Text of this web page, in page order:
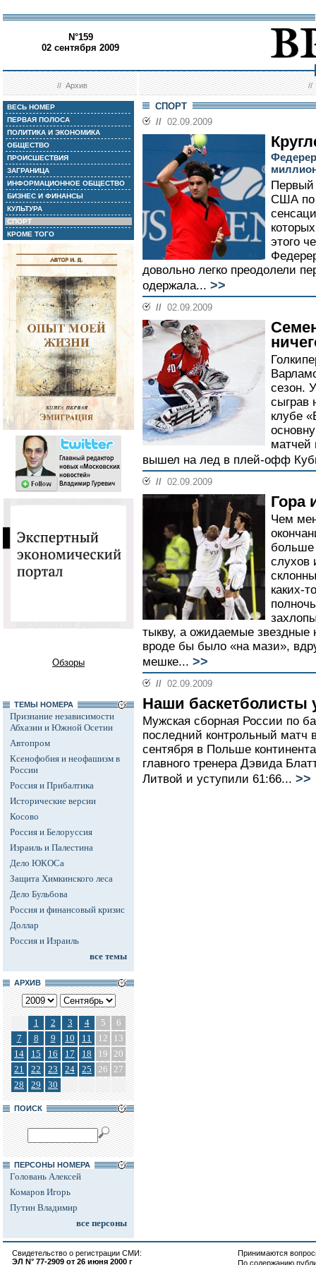
N°159
02 сентября 2009
//Архив //
ВЕСЬ НОМЕР
ПЕРВАЯ ПОЛОСА
ПОЛИТИКА И ЭКОНОМИКА
ОБЩЕСТВО
ПРОИСШЕСТВИЯ
ЗАГРАНИЦА
ИНФОРМАЦИОННОЕ ОБЩЕСТВО
БИЗНЕС И ФИНАНСЫ
КУЛЬТУРА
СПОРТ
КРОМЕ ТОГО
Обзоры
ТЕМЫ НОМЕРА
Признание независимости
Абхазии и Южной Осетии
Автопром
Ксенофобия и неофашизм в
России
Россия и Прибалтика
Исторические версии
Косово
Россия и Белоруссия
Израиль и Палестина
Дело ЮКОСа
Защита Химкинского леса
Дело Бульбова
Россия и финансовый кризис
Доллар
Россия и Израиль
все темы
АРХИВ
1 2 3 4 5
6
7
8 9 10 11 12
13
14
15 16 17 18 19 20
21
22 23 24 25 26 27
28
29 30
ПОИСК
ПЕРСОНЫ НОМЕРА
Головань Алексей
Комаров Игорь
Путин Владимир
все персоны
СПОРТ
// 02.09.2009
Федерер
Первый
США по
этого
довольно легко преодолели
одержала... >>
// 02.09.2009
сезон.
сыграв
клубе
матчей
вышел на лед в плей-офф
// 02.09.2009
Гора
Чем
больше
слухов
каких-
тыкву, а ожидаемые звездные
вроде бы было «на мази»,
мешке... >>
// 02.09.2009
Наши баскетболисты
Мужская сборная России по
последний контрольный матч
сентября в Польше
главного тренера Дэвида
Литвой и уступили 61:66... >>
Свидетельство о регистрации СМИ:
ЭЛ N° 77-2909 от 26 июня 2000 г
Принимаются
По содержанию